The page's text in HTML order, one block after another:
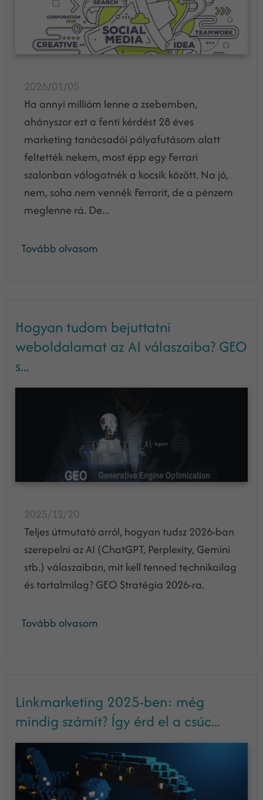
2026/01/05
Ha annyi millióm lenne a zsebemben,
ahányszor ezt a fenti kérdést 28 éves
marketing tanácsadói pályafutásom alatt
feltették nekem, most épp egy Ferrari
szalonban válogatnék a kocsik között. Na jó,
nem, soha nem vennék Ferrarit, de a pénzem
meglenne rá. De...
Tovább olvasom
Hogyan tudom bejuttatni
weboldalamat az AI válaszaiba? GEO
s...
2025/12/20
Teljes útmutató arról, hogyan tudsz 2026-ban
szerepelni az AI (ChatGPT, Perplexity, Gemini
stb.) válaszaiban, mit kell tenned technikailag
és tartalmilag? GEO Stratégia 2026-ra.
Tovább olvasom
Linkmarketing 2025-ben: még
mindig számít? Így érd el a csúc...